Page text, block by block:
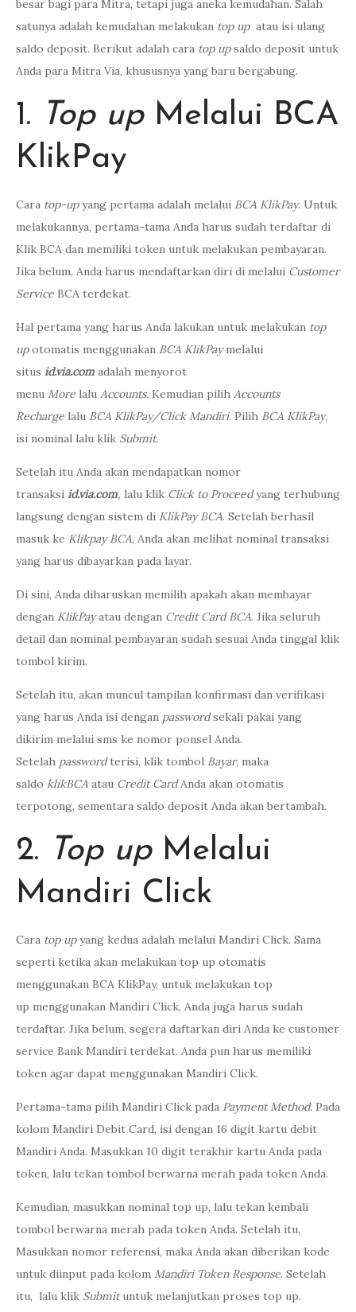
besar bagi para Mitra, tetapi juga aneka kemudahan. Salah
satunya adalah kemudahan melakukan top up atau isi ulang
saldo deposit. Berikut adalah cara top upsaldo deposit untuk
Anda para Mitra Via, khususnya yang baru bergabung.
1. Top up Melalui BCA
KlikPay
Cara top-upyang pertama adalah melalui BCA KlikPay. Untuk
melakukannya, pertama-tama Anda harus sudah terdaftar di
Klik BCA dan memiliki token untuk melakukan pembayaran.
Jika belum, Anda harus mendaftarkan diri di melalui Customer
Service BCA terdekat.
Hal pertama yang harus Anda lakukan untuk melakukan top
upotomatis menggunakan BCA KlikPaymelalui
situs id.via.com adalah menyorot
menu More lalu Accounts. Kemudian pilih Accounts
Recharge lalu BCA KlikPay/Click Mandiri. Pilih BCA KlikPay,
isi nominal lalu klik Submit.
Setelah itu Anda akan mendapatkan nomor
transaksi id.via.com, lalu klik Click to Proceedyang terhubung
langsung dengan sistem di KlikPay BCA. Setelah berhasil
masuk ke Klikpay BCA, Anda akan melihat nominal transaksi
yang harus dibayarkan pada layar.
Di sini, Anda diharuskan memilih apakah akan membayar
dengan KlikPayatau dengan Credit Card BCA. Jika seluruh
detail dan nominal pembayaran sudah sesuai Anda tinggal klik
tombol kirim.
Setelah itu, akan muncul tampilan konfirmasi dan verifikasi
yang harus Anda isi dengan passwordsekali pakai yang
dikirim melalui sms ke nomor ponsel Anda.
Setelah passwordterisi, klik tombol Bayar, maka
saldo klikBCA atau Credit CardAnda akan otomatis
terpotong, sementara saldo deposit Anda akan bertambah.
2. Top up Melalui
Mandiri Click
Cara top upyang kedua adalah melalui Mandiri Click. Sama
seperti ketika akan melakukan top up otomatis
menggunakan BCA KlikPay, untuk melakukan top
up menggunakan Mandiri Click, Anda juga harus sudah
terdaftar. Jika belum, segera daftarkan diri Anda ke customer
service Bank Mandiri terdekat. Anda pun harus memiliki
token agar dapat menggunakan Mandiri Click.
Pertama-tama pilih Mandiri Click pada Payment Method. Pada
kolom Mandiri Debit Card, isi dengan 16 digit kartu debit
Mandiri Anda. Masukkan 10 digit terakhir kartu Anda pada
token, lalu tekan tombol berwarna merah pada token Anda.
Kemudian, masukkan nominal top up, lalu tekan kembali
tombol berwarna merah pada token Anda. Setelah itu,
Masukkan nomor referensi, maka Anda akan diberikan kode
untuk diinput pada kolom Mandiri Token Response. Setelah
itu, lalu klik Submituntuk melanjutkan proses top up.